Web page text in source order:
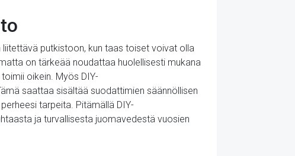
putkistoon, kun taas toiset voivat olla
on tärkeää noudattaa huolellisesti mukana
oikein. Myös DIY-
saattaa sisältää suodattimien säännöllisen
tarpeita. Pitämällä DIY-
ja turvallisesta juomavedestä vuosien